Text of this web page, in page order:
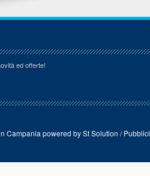
ed offerte!
Campania powered bySt Solution /